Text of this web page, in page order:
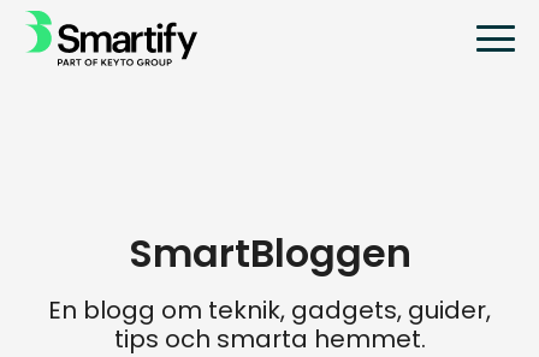
SmartBloggen
En blogg om teknik, gadgets, guider,
tips och smarta hemmet.